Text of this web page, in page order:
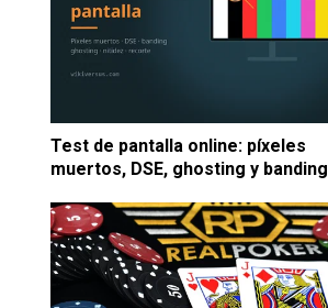
Test de pantalla online: píxeles
muertos, DSE, ghosting y banding